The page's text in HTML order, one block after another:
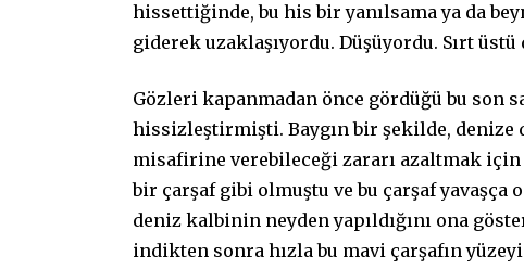
hissettiğinde, bu his bir yanılsama ya da
giderek uzaklaşıyordu. Düşüyordu. Sırt
Gözleri kapanmadan önce gördüğü bu
hissizleştirmişti. Baygın bir şekilde, denize
misafirine verebileceği zararı azaltmak
bir çarşaf gibi olmuştu ve bu çarşaf yavaşça
deniz kalbinin neyden yapıldığını ona
indikten sonra hızla bu mavi çarşafın